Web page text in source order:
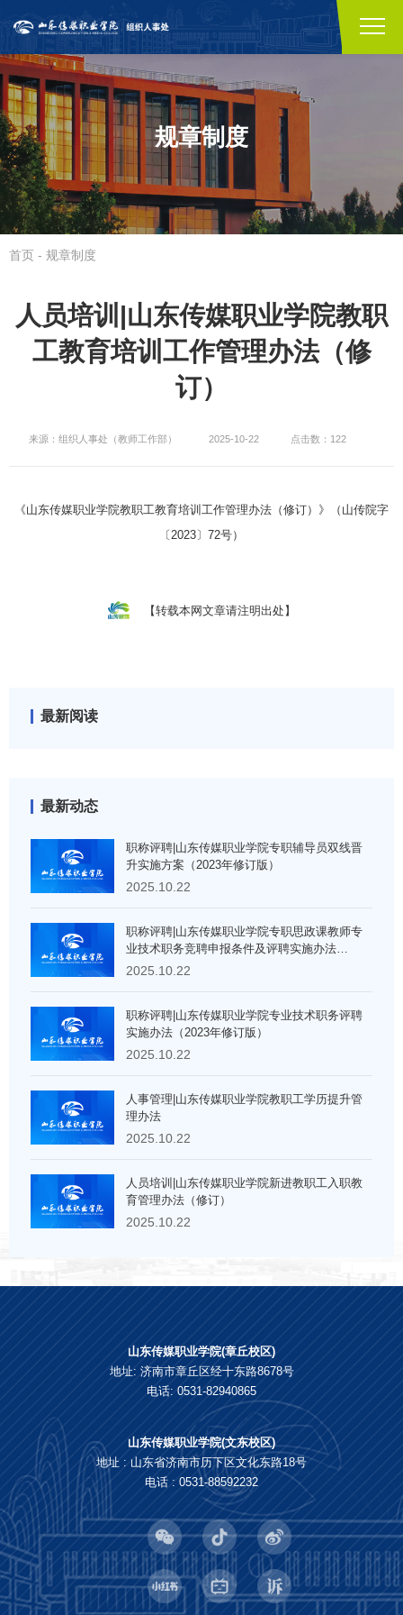
规章制度
首页 - 规章制度
人员培训|山东传媒职业学院教职
工教育培训工作管理办法（修
订）
来源：组织人事处（教师工作部） 2025-10-22 点击数：122
《山东传媒职业学院教职工教育培训工作管理办法（修订）》（ 山传院字
〔2023〕72号）
【转载本网文章请注明出处】
最新阅读
最新动态
职称评聘|山东传媒职业学院专职辅导员双线晋
升实施方案（2023年修订版）
2025.10.22
职称评聘|山东传媒职业学院专职思政课教师专
业技术职务竞聘申报条件及评聘实施办法
（2023年修订）
2025.10.22
职称评聘|山东传媒职业学院专业技术职务评聘
实施办法（2023年修订版）
2025.10.22
人事管理|山东传媒职业学院教职工学历提升管
理办法
2025.10.22
人员培训|山东传媒职业学院新进教职工入职教
育管理办法（修订）
2025.10.22
山东传媒职业学院(章丘校区)
地址: 济南市章丘区经十东路8678号
电话: 0531-82940865
山东传媒职业学院(文东校区)
地址 : 山东省济南市历下区文化东路18号
电话 : 0531-88592232